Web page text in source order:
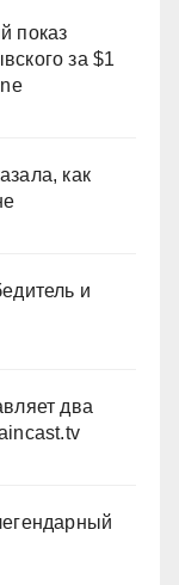
показ
за $1
как
и
два